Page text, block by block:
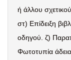
ή άλλου
στ) Επίδειξη
οδηγού. ζ)
Φωτοτυπία